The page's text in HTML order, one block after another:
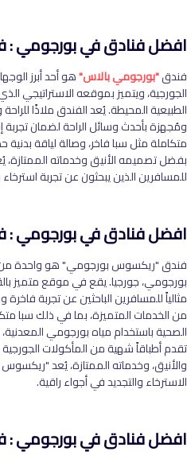
افضل فنادق في بورجومي :
فندق"بورجومي بالاس"هو أحد أبرز
الجورجية، ويتميز بموقعه الاستراتيجي
الطبيعية المحيطة. يُعد الفندق ملاذًا
ومُجهزة بأحدث وسائل الراحة لضمان
متكاملة مثل سبا فاخر، وصالة لياقة
بفضل تصميمه الأنيق وخدماته الممتازة،
للمسافرين الذين يبحثون عن تجربة
افضل فنادق في بورجومي
فندق "ريكسوس بورجومي" هو واحدة من
بورجومي، جورجيا. يقع في موقع متميز
مثالياً للمسافرين الباحثين عن تجربة
من الخدمات المتميزة، بما في ذلك سبا
الصحية باستخدام مياه بورجومي
تقدم أطباقاً شهية من المأكولات
والأنيق، وخدماته الممتازة، يُعد "ريكسوس
الاسترخاء والتجديد في أجواء راقية.
افضل فنادق في بورجومي :